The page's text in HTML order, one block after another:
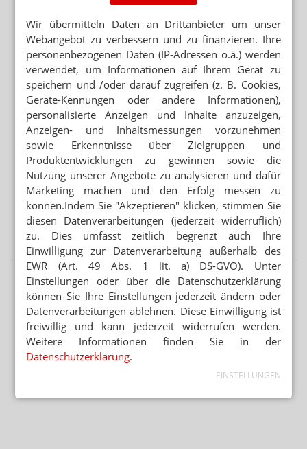
Wir übermitteln Daten an Drittanbieter um unser
Webangebot zu verbessern und zu finanzieren. Ihre
personenbezogenen Daten (IP-Adressen o.ä.) werden
verwendet, um Informationen auf Ihrem Gerät zu
speichern und /oder darauf zugreifen (z. B. Cookies,
Geräte-Kennungen oder andere Informationen),
personalisierte Anzeigen und Inhalte anzuzeigen,
Anzeigen- und Inhaltsmessungen vorzunehmen
sowie Erkenntnisse über Zielgruppen und
Produktentwicklungen zu gewinnen sowie die
Nutzung unserer Angebote zu analysieren und dafür
Marketing machen und den Erfolg messen zu
können.Indem Sie "Akzeptieren" klicken, stimmen Sie
diesen Datenverarbeitungen (jederzeit widerruflich)
zu. Dies umfasst zeitlich begrenzt auch Ihre
Einwilligung zur Datenverarbeitung außerhalb des
EWR (Art. 49 Abs. 1 lit. a) DS-GVO). Unter
Einstellungen oder über die Datenschutzerklärung
können Sie Ihre Einstellungen jederzeit ändern oder
Datenverarbeitungen ablehnen. Diese Einwilligung ist
freiwillig und kann jederzeit widerrufen werden.
Weitere Informationen finden Sie in der
Datenschutzerklärung.
EINSTELLUNGEN
PRAKTIKUM STARTET
PTA-Schule feiert Abschluss mit Grillparty
ABSCHLUSS MIT BESTNOTE
Top-PKA bereichert Apotheke
Mehr aus Ressort
ANREIBUNG 1:9
Budesonid-Zäpfchen: Mannitol statt Dextrin
DAC/NRF
Salicylsäure: Neue Vorschriften für Dithranol
GEBLEICHT ODER NICHT
Salicylsäure-Verreibung: Gelbe oder weiße Vaseline?